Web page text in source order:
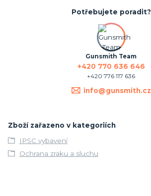
Potřebujete poradit?
Gunsmith Team
+420 770 636 646
+420 776 117 636
info@gunsmith.cz
Zboží zařazeno v kategoriích
IPSC vybavení
Ochrana zraku a sluchu